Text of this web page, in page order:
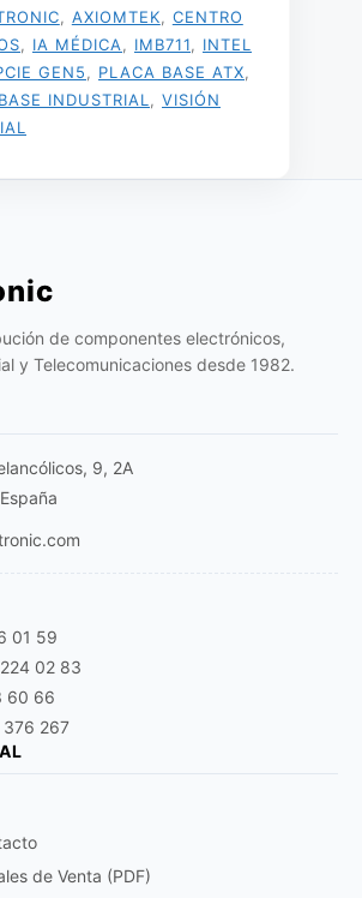
AXIOMTEK
CENTRO
IA MÉDICA IMB711
INTEL
GEN5 PLACA BASE ATX
INDUSTRIAL
VISIÓN
de componentes electrónicos,
y Telecomunicaciones desde 1982.
9, 2A
01 59
02 83
60 66
376 267
de Venta (PDF)